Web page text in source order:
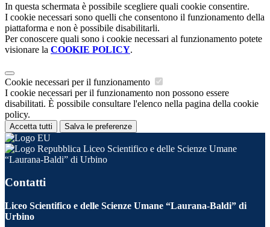
In questa schermata è possibile scegliere quali cookie consentire.
I cookie necessari sono quelli che consentono il funzionamento della
piattaforma e non è possibile disabilitarli.
Per conoscere quali sono i cookie necessari al funzionamento potete
visionare la COOKIE POLICY.
Cookie necessari per il funzionamento
I cookie necessari per il funzionamento non possono essere
disabilitati. È possibile consultare l'elenco nella pagina della cookie
policy.
Accetta tutti Salva le preferenze
Liceo Scientifico e delle Scienze Umane
“Laurana-Baldi” di Urbino
Contatti
Liceo Scientifico e delle Scienze Umane “Laurana-Baldi” di
Urbino